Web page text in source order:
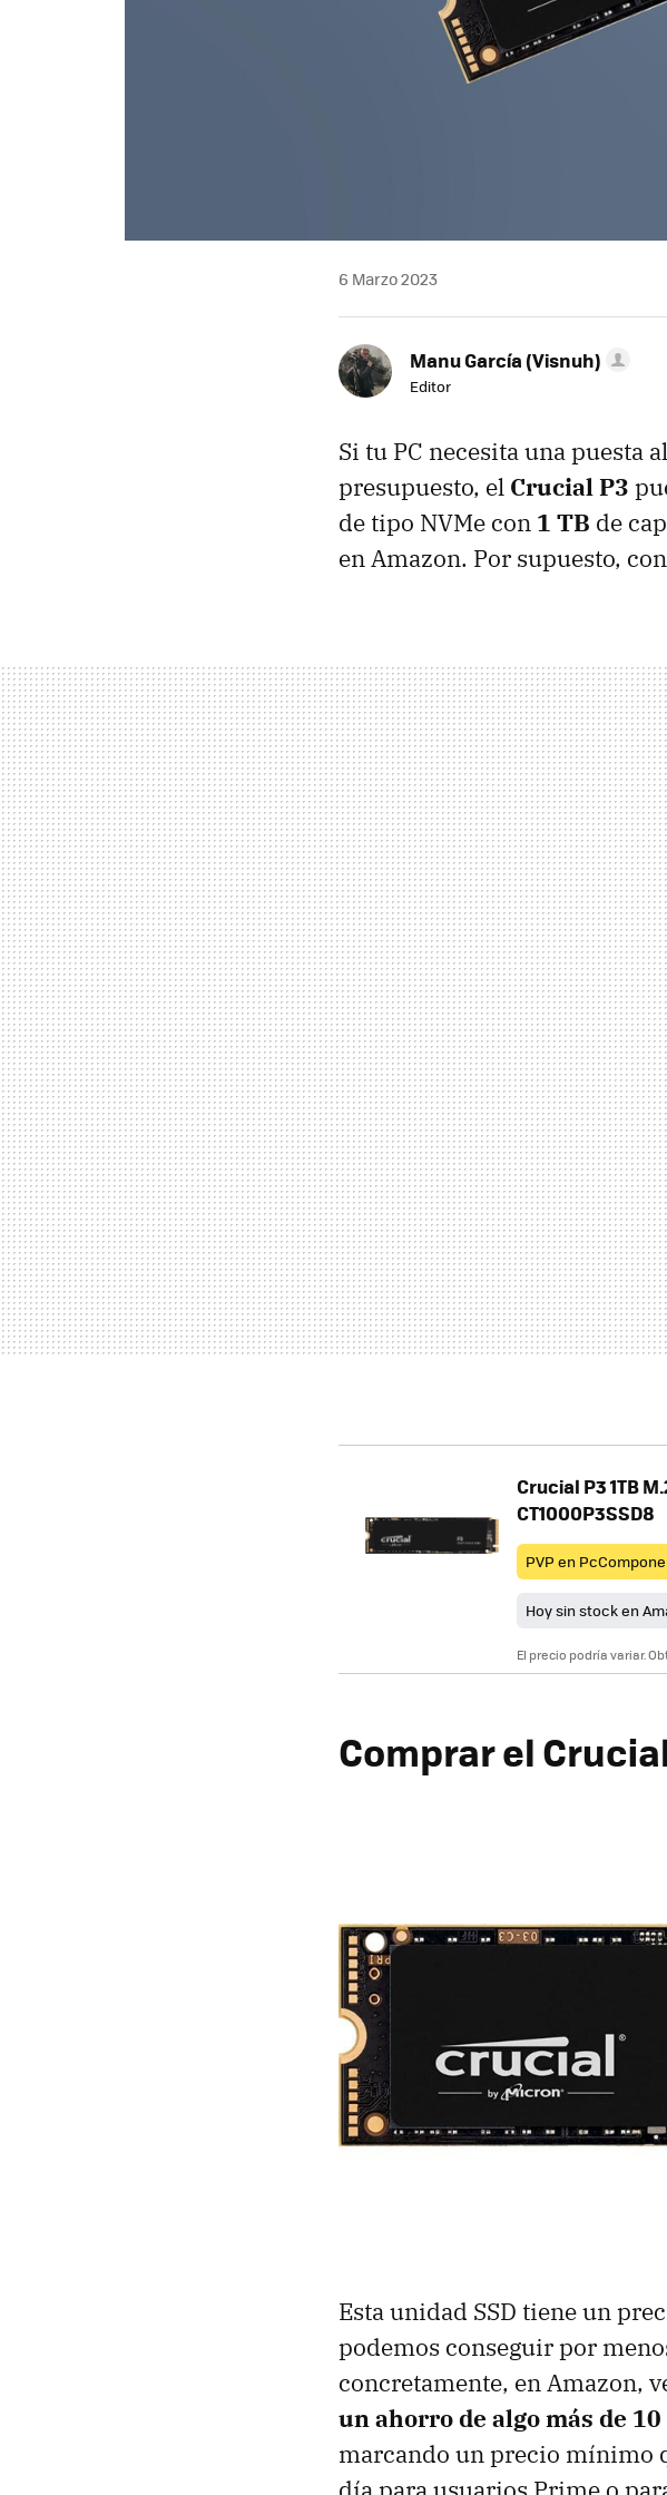
6 Marzo 2023
Manu García (Visnuh)
Editor
Si tu PC necesita una puesta
presupuesto, el Crucial P3
de tipo NVMe con 1 TB de
en Amazon. Por supuesto,
Crucial P3 1TB
CT1000P3SSD8
PVP en
Hoy sin stock en
El precio podría variar.
Comprar el
Esta unidad SSD tiene un
podemos conseguir por
concretamente, en Amazon,
un ahorro de algo más de
marcando un precio mínimo